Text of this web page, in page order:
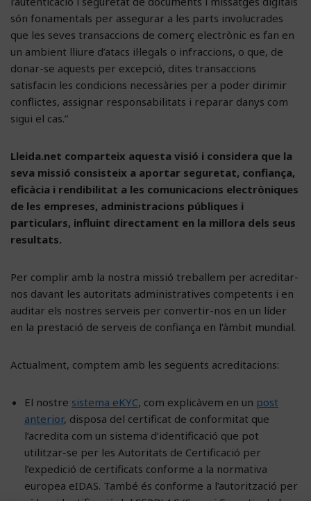
són fonamentals per assegurar a les parts involucrades
que les seves transaccions de comerç electrònic es fan en
un ambient lliure d’atacs il·legals o infraccions, o que, de
donar-se aquests per excepció, dites transaccions
satisfacin les condicions necessàries per a poder dirimir
conflictes, assignar responsabilitats i reparar danys com
sigui el cas.”
Lleida.net comparteix aquesta visió i considera que la
seva missió consisteix a aportar seguretat, confiança,
eficàcia i rendibilitat a les comunicacions electròniques
de les empreses, administracions públiques i
particulars, influint directament en la millora dels seus
resultats.
Per complir amb la nostra missió treballem per acreditar-
nos davant les autoritats administratives competents i en
auditar els nostres serveis per convertir-nos en un líder
en la prestació de serveis de confiança en l’àmbit mundial.
Actualment, comptem amb les següents acreditacions:
El nostre sistema eKYC, com explicàvem en un post
anterior, disposa del certificat de conformitat que
l’acredita com un sistema d’identificació que pot
utilitzar-se per les Autoritats de Certificació per
l’expedició de certificats conforme a la normativa
europea eIDAS. També és conforme a l’autorització per
vídeo-identificació del SEPBLAC (Servei Executiu de la